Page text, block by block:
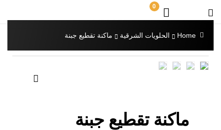
0
Home الحلويات الشرقية ماكنة تقطيع جبنة
ماكنة تقطيع جبنة